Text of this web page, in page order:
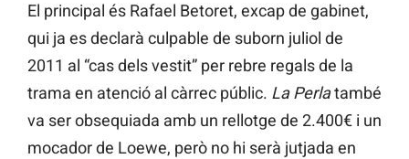
El principal és Rafael Betoret, excap de gabinet,
qui ja es declarà culpable de suborn juliol de
2011 al “cas dels vestit” per rebre regals de la
trama en atenció al càrrec públic. La Perlatambé
va ser obsequiada amb un rellotge de 2.400€ i un
mocador de Loewe, però no hi serà jutjada en